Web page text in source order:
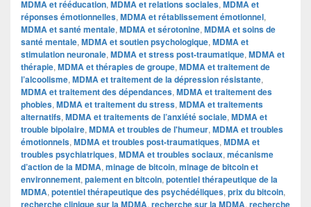
MDMA et rééducation, MDMA et relations sociales, MDMA et
réponses émotionnelles, MDMA et rétablissement émotionnel,
MDMA et santé mentale, MDMA et sérotonine, MDMA et soins de
santé mentale, MDMA et soutien psychologique, MDMA et
stimulation neuronale, MDMA et stress post-traumatique, MDMA et
thérapie, MDMA et thérapies de groupe, MDMA et traitement de
l’alcoolisme, MDMA et traitement de la dépression résistante,
MDMA et traitement des dépendances, MDMA et traitement des
phobies, MDMA et traitement du stress, MDMA et traitements
alternatifs, MDMA et traitements de l’anxiété sociale, MDMA et
trouble bipolaire, MDMA et troubles de l'humeur, MDMA et troubles
émotionnels, MDMA et troubles post-traumatiques, MDMA et
troubles psychiatriques, MDMA et troubles sociaux, mécanisme
d’action de la MDMA, minage de bitcoin, minage de bitcoin et
environnement, paiement en bitcoin, potentiel thérapeutique de la
MDMA, potentiel thérapeutique des psychédéliques, prix du bitcoin,
recherche clinique sur la MDMA, recherche sur la MDMA, recherche